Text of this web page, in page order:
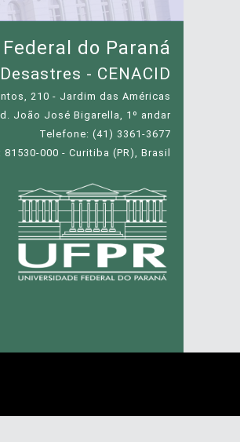
do Paraná
- CENACID
210 - Jardim das Américas
João José Bigarella, 1º andar
Telefone: (41) 3361-3677
81530-000 - Curitiba (PR), Brasil